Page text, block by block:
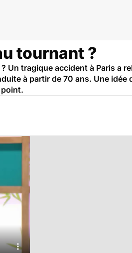
tournant ?
tragique accident à Paris a
à partir de 70 ans. Une
point.